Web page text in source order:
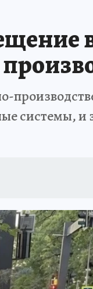
системы,